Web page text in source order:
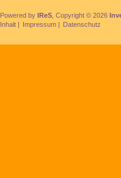
Powered by IReS , Copyright © 2026
Inhalt | Impressum | Datenschutz